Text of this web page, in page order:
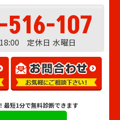
107
定休日 水曜日
最短1分で無料診断できます